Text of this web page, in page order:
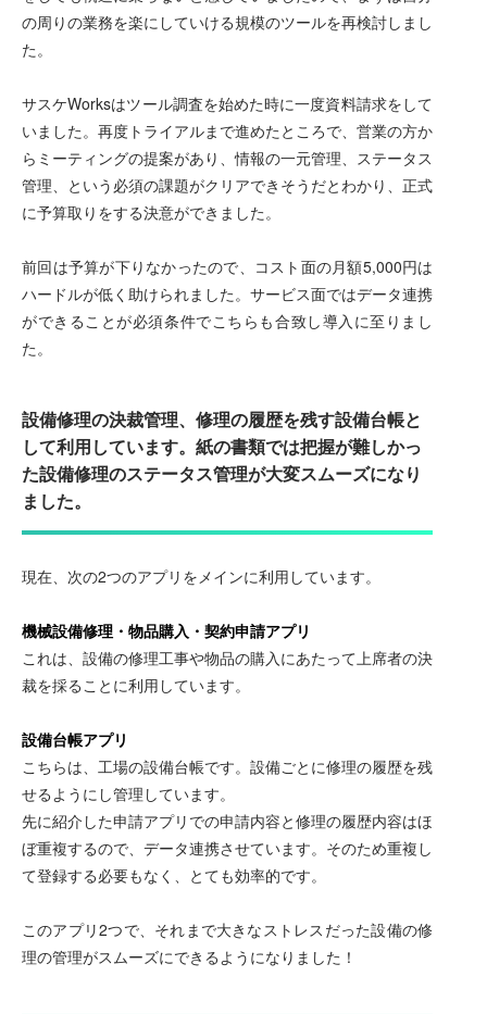
の周りの業務を楽にしていける規模のツールを再検討しまし
た。
サスケWorksはツール調査を始めた時に一度資料請求をして
いました。再度トライアルまで進めたところで、営業の方か
らミーティングの提案があり、情報の一元管理、ステータス
管理、という必須の課題がクリアできそうだとわかり、正式
に予算取りをする決意ができました。
前回は予算が下りなかったので、コスト面の月額5,000円は
ハードルが低く助けられました。サービス面ではデータ連携
ができることが必須条件でこちらも合致し導入に至りまし
た。
設備修理の決裁管理、修理の履歴を残す設備台帳と
して利用しています。紙の書類では把握が難しかっ
た設備修理のステータス管理が大変スムーズになり
ました。
現在、次の2つのアプリをメインに利用しています。
機械設備修理・物品購入・契約申請アプリ
これは、設備の修理工事や物品の購入にあたって上席者の決
裁を採ることに利用しています。
設備台帳アプリ
こちらは、工場の設備台帳です。設備ごとに修理の履歴を残
せるようにし管理しています。
先に紹介した申請アプリでの申請内容と修理の履歴内容はほ
ぼ重複するので、データ連携させています。そのため重複し
て登録する必要もなく、とても効率的です。
このアプリ2つで、それまで大きなストレスだった設備の修
理の管理がスムーズにできるようになりました！